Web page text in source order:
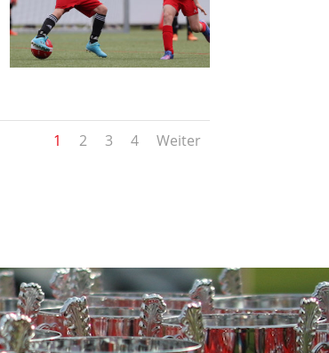
1 2 3 4 Weiter